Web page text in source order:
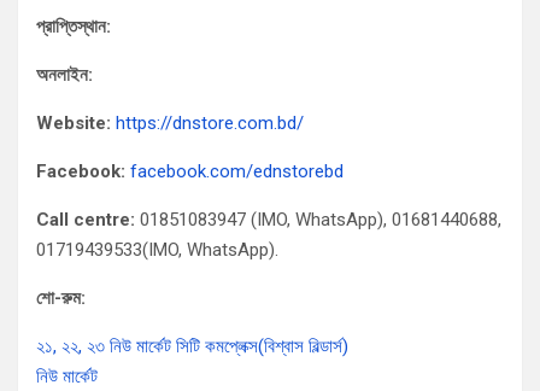
প্রাপ্তিস্থান:
অনলাইন:
Website: https://dnstore.com.bd/
Facebook: facebook.com/ednstorebd
Call centre: 01851083947 (IMO, WhatsApp), 01681440688,
01719439533(IMO, WhatsApp).
শো-রুম:
২১, ২২, ২৩ নিউ মার্কেট সিটি কমপ্লেক্স(বিশ্বাস বিল্ডার্স)
নিউ মার্কেট